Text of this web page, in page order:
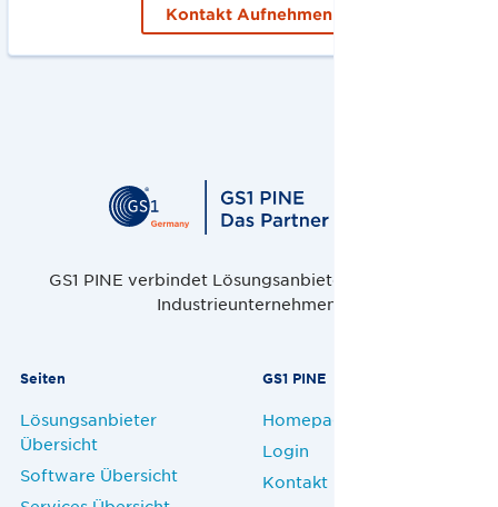
Kontakt Aufnehmen
GS1 PINE verbindet Lösungsanbieter, Handel und
Industrieunternehmen.
Seiten
Lösungsanbieter
Übersicht
Software Übersicht
GS1 PINE
Homepage
Login
Kontakt